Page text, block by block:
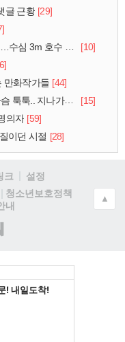
글 근황 [29]
수 뛰어든 60대 의인
[10]
만화작가들 [44]
나가던 아재의 정체
[15]
의자 [59]
이던 시절 [28]
크
설정
청소년보호정책
내
▲